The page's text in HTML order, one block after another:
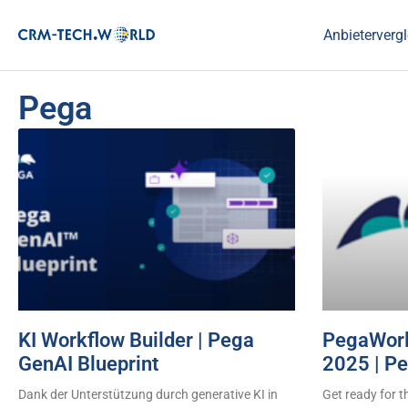
Pega
KI Workflow Builder | Pega
GenAI Blueprint
Dank der Unterstützung durch generative KI in
2025 |
Get ready for